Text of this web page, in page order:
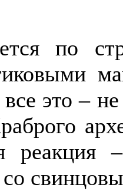
по
это –
реакция